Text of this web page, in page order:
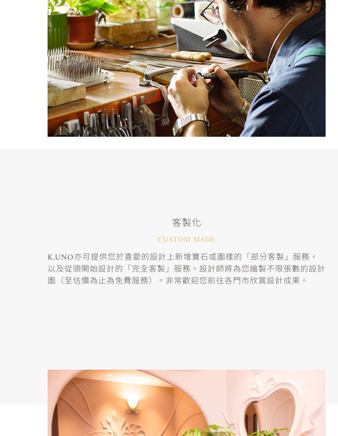
客製化
CUSTOM MADE
K.UNO亦可提供您於喜愛的設計上新增寶石或圖樣的「部分客製」服務，
以及從頭開始設計的「完全客製」服務。設計師將為您繪製不限張數的設計
圖（至估價為止為免費服務）。非常歡迎您前往各門市欣賞設計成果。